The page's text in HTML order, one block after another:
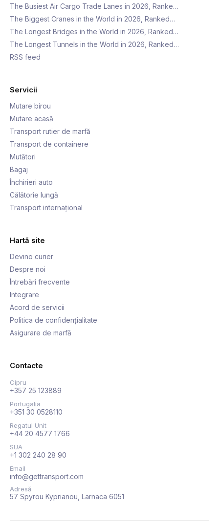
The Busiest Air Cargo Trade Lanes in 2026, Ranke…
The Biggest Cranes in the World in 2026, Ranked…
The Longest Bridges in the World in 2026, Ranked…
The Longest Tunnels in the World in 2026, Ranked…
RSS feed
Servicii
Mutare birou
Mutare acasă
Transport rutier de marfă
Transport de containere
Mutători
Bagaj
Închirieri auto
Călătorie lungă
Transport internațional
Hartă site
Devino curier
Despre noi
Întrebări frecvente
Integrare
Acord de servicii
Politica de confidențialitate
Asigurare de marfă
Contacte
Cipru
+357 25 123889
Portugalia
+351 30 0528110
Regatul Unit
+44 20 4577 1766
SUA
+1 302 240 28 90
Email
info@gettransport.com
Adresă
57 Spyrou Kyprianou, Larnaca 6051